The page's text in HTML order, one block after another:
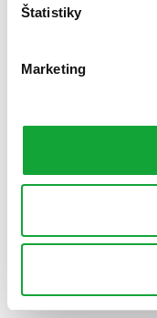
Štatistiky
Marketing